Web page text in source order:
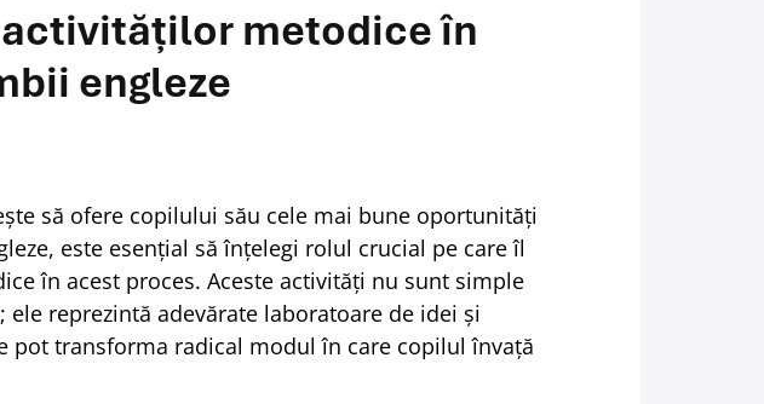
metodice în
engleze
să ofere copilului său cele mai bune oportunități
este esențial să înțelegi rolul crucial pe care îl
în acest proces. Aceste activități nu sunt simple
reprezintă adevărate laboratoare de idei și
pot transforma radical modul în care copilul învață